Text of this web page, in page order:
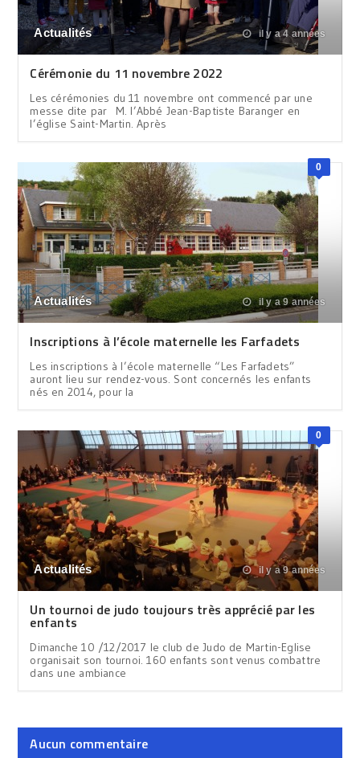
Actualités il y a 4 années
Cérémonie du 11 novembre 2022
Les cérémonies du 11 novembre ont commencé par une
messe dite par M. l’Abbé Jean-Baptiste Baranger en
l’église Saint-Martin. Après
0
Actualités il y a 9 années
Inscriptions à l’école maternelle les Farfadets
Les inscriptions à l’école maternelle “Les Farfadets”
auront lieu sur rendez-vous. Sont concernés les enfants
nés en 2014, pour la
0
Actualités il y a 9 années
Un tournoi de judo toujours très apprécié par les
enfants
Dimanche 10 /12/2017 le club de Judo de Martin-Eglise
organisait son tournoi. 160 enfants sont venus combattre
dans une ambiance
Aucun commentaire